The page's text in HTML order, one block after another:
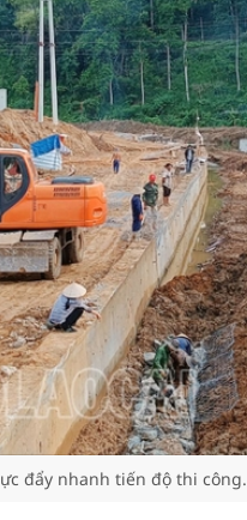
đẩy nhanh tiến độ thi công.